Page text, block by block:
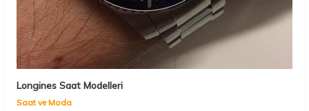
Longines Saat Modelleri
Saat ve Moda